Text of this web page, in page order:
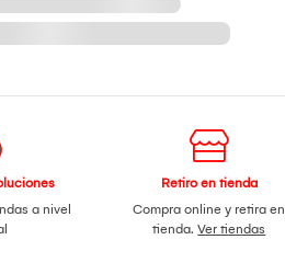
a nivel
Retiro en tienda
Compra online y retira en
tienda.Ver tiendas